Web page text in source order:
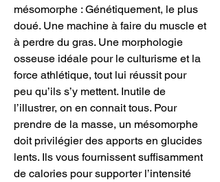
mésomorphe : Génétiquement, le plus
doué. Une machine à faire du muscle et
à perdre du gras. Une morphologie
osseuse idéale pour le culturisme et la
force athlétique, tout lui réussit pour
peu qu’ils s’y mettent. Inutile de
l’illustrer, on en connait tous. Pour
prendre de la masse, un mésomorphe
doit privilégier des apports en glucides
lents. Ils vous fournissent suffisamment
de calories pour supporter l’intensité